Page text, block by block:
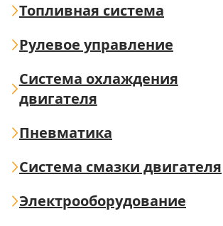
Топливная система
Рулевое управление
Система охлаждения
двигателя
Пневматика
Система смазки двигателя
Электрооборудование